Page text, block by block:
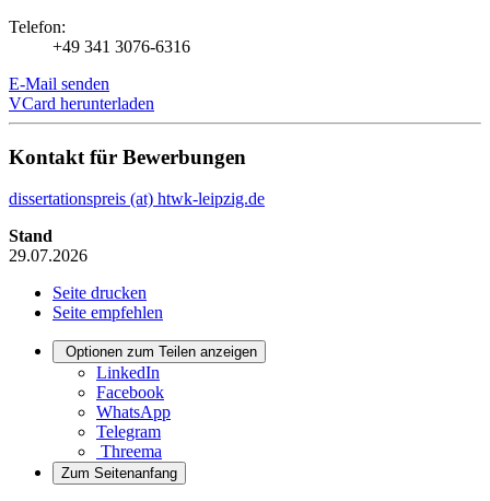
Telefon:
+49 341 3076-6316
E-Mail senden
VCard herunterladen
Kontakt für Bewerbungen
dissertationspreis (at) htwk-leipzig.de
Stand
29.07.2026
Seite drucken
Seite empfehlen
Optionen zum Teilen anzeigen
LinkedIn
Facebook
WhatsApp
Telegram
Threema
Zum Seitenanfang